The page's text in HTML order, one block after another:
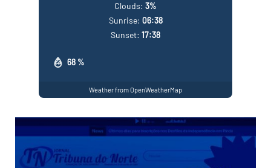
68 %
Clouds: 3%
Sunrise: 06:38
Sunset: 17:38
Weather from OpenWeatherMap